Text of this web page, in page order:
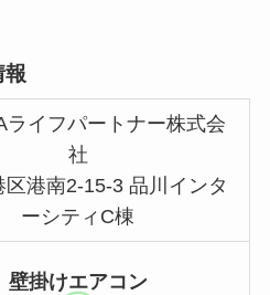
報
ライフパートナー株式会
社
区港南2-15-3 品川インタ
ーシティC棟
壁掛けエアコン